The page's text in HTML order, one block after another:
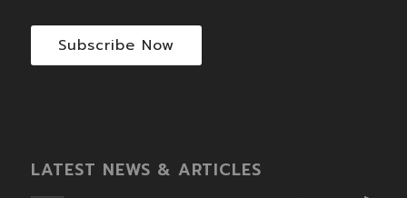
Subscribe Now
LATEST NEWS & ARTICLES